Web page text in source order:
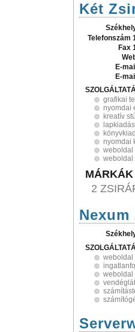
Két
Telefonszám
Fax
E-
E-
grafikai
nyomdai
kreatív
lapkiadás
nyomdai
weboldal
weboldal
MÁRKÁK
2
Nexum
weboldal
weboldal